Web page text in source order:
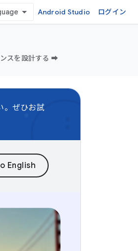
Android Studio ログイン
スを設計する ➡️
。ぜひお試